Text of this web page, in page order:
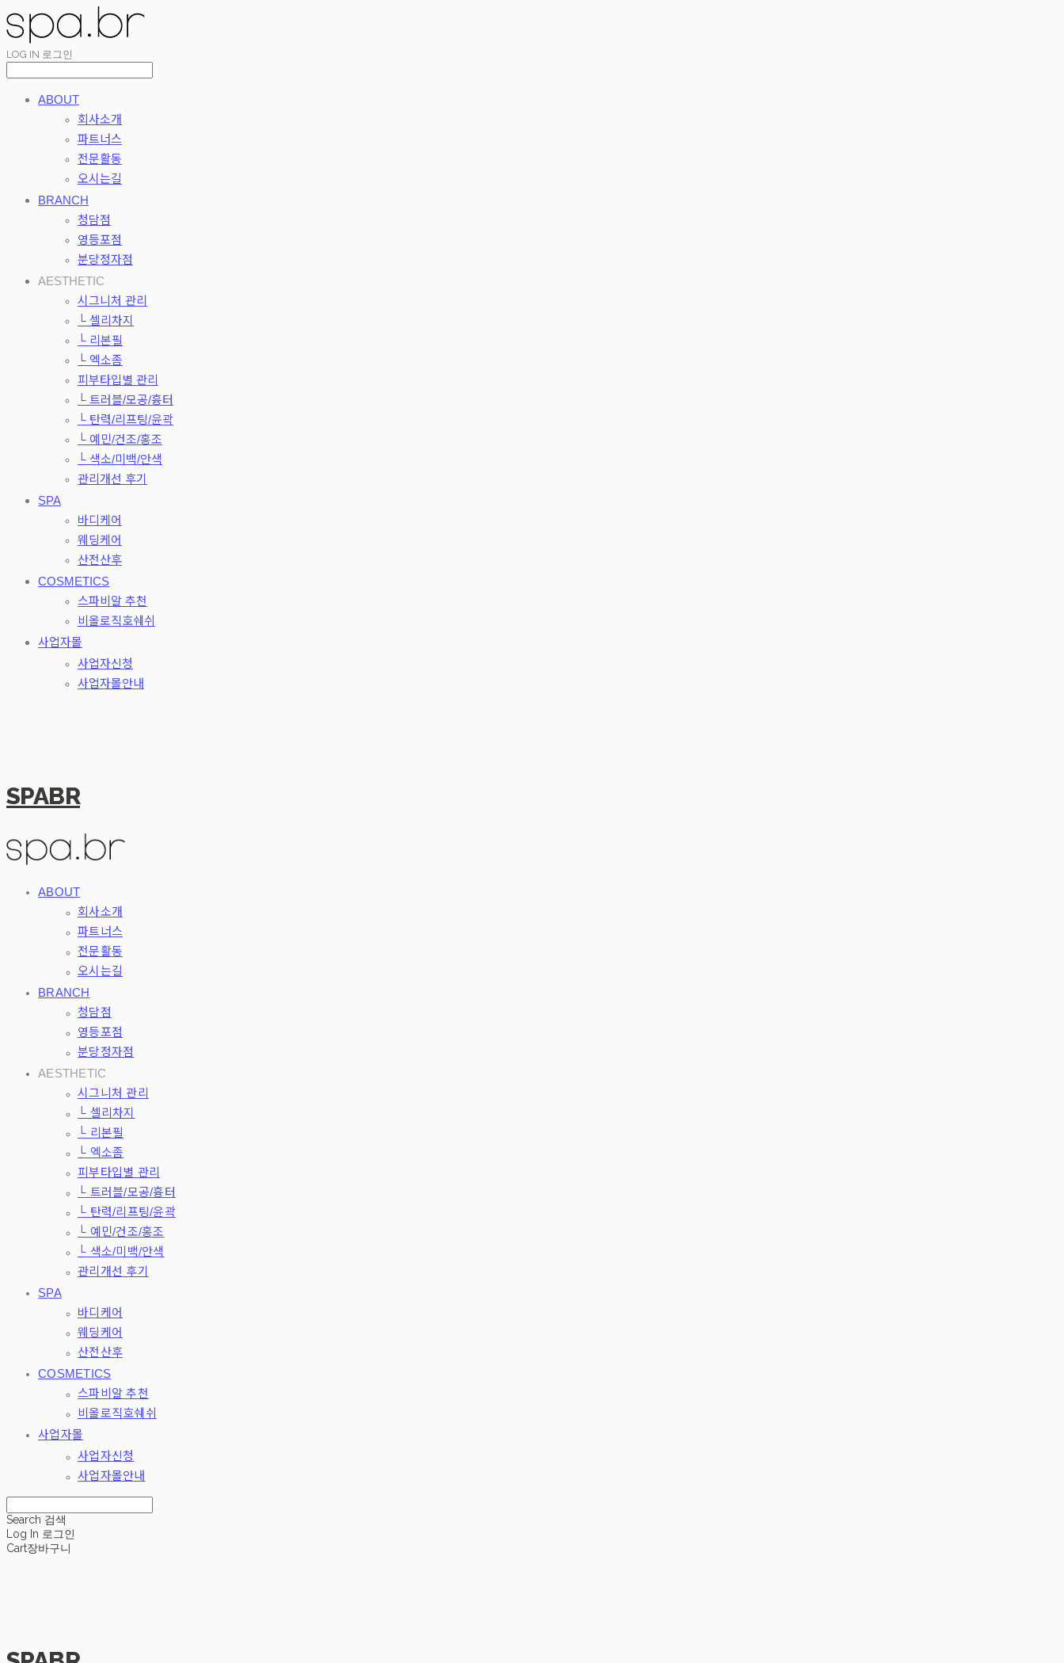
LOG IN 로그인
ABOUT
회사소개
파트너스
전문활동
오시는길
BRANCH
청담점
영등포점
분당정자점
AESTHETIC
시그니처 관리
└ 셀리차지
└ 리본필
└ 엑소좀
피부타입별 관리
└ 트러블/모공/흉터
└ 탄력/리프팅/윤곽
└ 예민/건조/홍조
└ 색소/미백/안색
관리개선 후기
SPA
바디케어
웨딩케어
산전산후
COSMETICS
스파비알 추천
비올로직호쉐쉬
사업자몰
사업자신청
사업자몰안내
SPABR
ABOUT
회사소개
파트너스
전문활동
오시는길
BRANCH
청담점
영등포점
분당정자점
AESTHETIC
시그니처 관리
└ 셀리차지
└ 리본필
└ 엑소좀
피부타입별 관리
└ 트러블/모공/흉터
└ 탄력/리프팅/윤곽
└ 예민/건조/홍조
└ 색소/미백/안색
관리개선 후기
SPA
바디케어
웨딩케어
산전산후
COSMETICS
스파비알 추천
비올로직호쉐쉬
사업자몰
사업자신청
사업자몰안내
Search 검색
Log In 로그인
Cart장바구니